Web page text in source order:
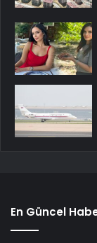
En Güncel